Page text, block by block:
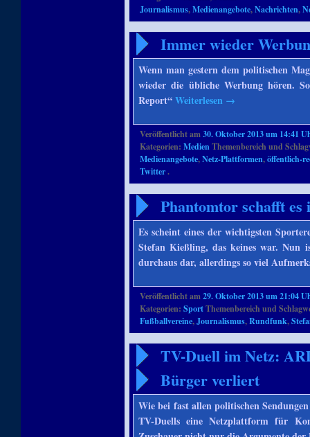
Journalismus,Medienangebote,Nachrichten,
Immer wieder
Wenn man gestern dem politischen
wieder die übliche Werbung hören.
Report“Weiterlesen →
Veröffentlicht am30. Oktober 2013 um 14:41
Kategorien:MedienThemenbereich und
Medienangebote,Netz-Plattformen,öffentlich-
Twitter.
Phantomtor schafft es
Es scheint eines der wichtigsten
Stefan Kießling, das keines war. Nun
durchaus dar, allerdings so viel
Veröffentlicht am29. Oktober 2013 um 21:04
Kategorien:SportThemenbereich und
Fußballvereine,Journalismus,Rundfunk,
TV-Duell im Netz:
Bürger verliert
Wie bei fast allen politischen
TV-Duells eine Netzplattform für